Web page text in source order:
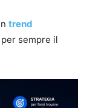
trend
sempre il